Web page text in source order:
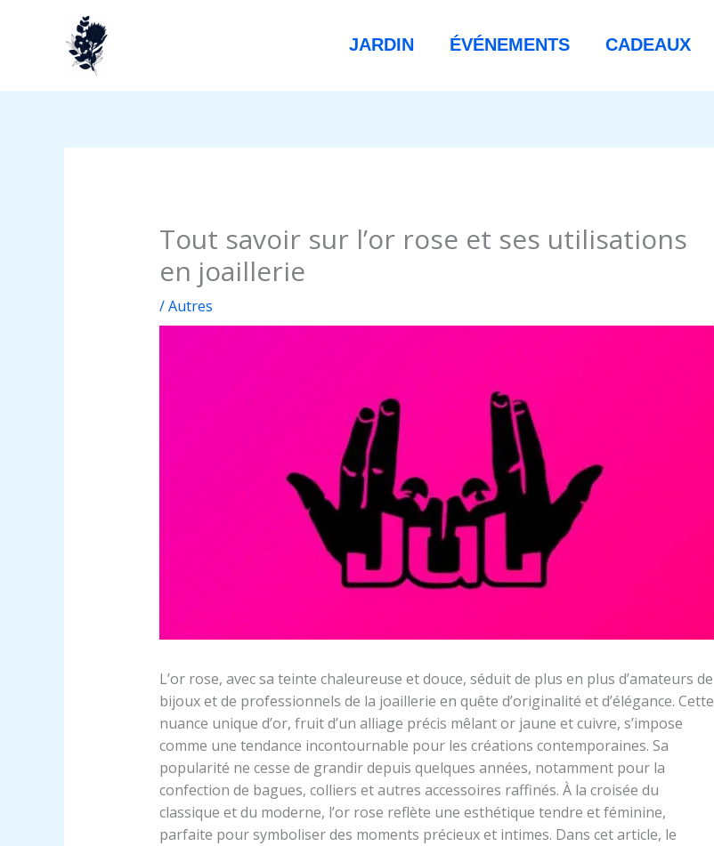
JARDIN ÉVÉNEMENTS CADEAUX
Tout savoir sur l’or rose et ses utilisations
en joaillerie
/Autres
L’or rose, avec sa teinte chaleureuse et douce, séduit de plus en plus d’amateurs de
bijoux et de professionnels de la joaillerie en quête d’originalité et d’élégance. Cette
nuance unique d’or, fruit d’un alliage précis mêlant or jaune et cuivre, s’impose
comme une tendance incontournable pour les créations contemporaines. Sa
popularité ne cesse de grandir depuis quelques années, notamment pour la
confection de bagues, colliers et autres accessoires raffinés. À la croisée du
classique et du moderne, l’or rose reflète une esthétique tendre et féminine,
parfaite pour symboliser des moments précieux et intimes. Dans cet article, le